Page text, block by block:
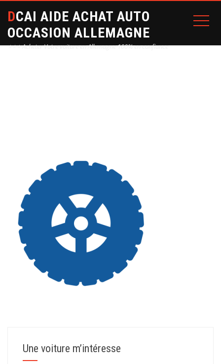
DCAI AIDE ACHAT AUTO
OCCASION ALLEMAGNE
⭐⭐⭐ Acheter Votre voiture en Allemagne 100% en confiance
Une voiture m’intéresse